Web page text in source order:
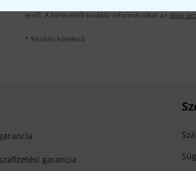
A "Bejelentkezés" gombra kattintva elfogadja,
erről. A hírlevélről további információkat az data
* Kitöltés kötelező
garancia